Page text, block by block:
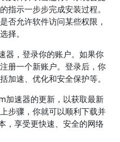
指示一步步完成安装过程。
否允许软件访问某些权限，
择。
器，登录你的账户。如果你
册一个新账户。登录后，你
加速、优化和安全保护等。
加速器的更新，以获取最新
步骤，你就可以顺利下载并
，享受更快速、安全的网络